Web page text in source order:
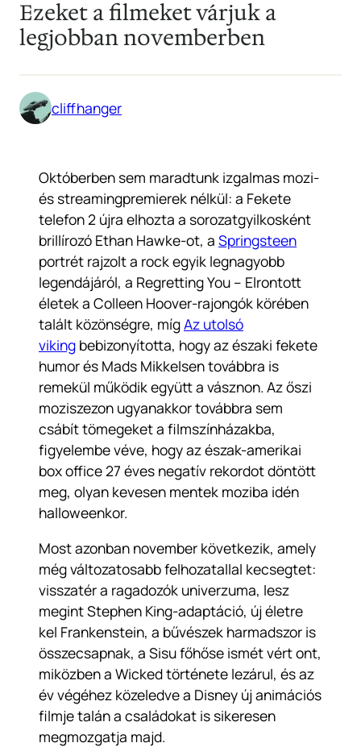
Ezeket a filmeket várjuk a
legjobban novemberben
cliffhanger
Októberben sem maradtunk izgalmas mozi-
és streamingpremierek nélkül: a Fekete
telefon 2 újra elhozta a sorozatgyilkosként
brillírozó Ethan Hawke-ot, a Springsteen
portrét rajzolt a rock egyik legnagyobb
legendájáról, a Regretting You – Elrontott
életeka Colleen Hoover-rajongók körében
talált közönségre, mígAz utolsó
viking bebizonyította, hogy az északi fekete
humor és Mads Mikkelsen továbbra is
remekül működik együtt a vásznon. Az őszi
moziszezon ugyanakkor továbbra sem
csábít tömegeket a filmszínházakba,
figyelembe véve, hogy az észak-amerikai
box office 27 éves negatív rekordot döntött
meg, olyan kevesen mentek moziba idén
halloweenkor.
Most azonban november következik, amely
még változatosabb felhozatallal kecsegtet:
visszatér a ragadozók univerzuma, lesz
megint Stephen King-adaptáció, új életre
kel Frankenstein, a bűvészek harmadszor is
összecsapnak, a Sisufőhőse ismét vért ont,
miközben a Wickedtörténete lezárul, és az
év végéhez közeledve a Disney új animációs
filmje talán a családokat is sikeresen
megmozgatja majd.